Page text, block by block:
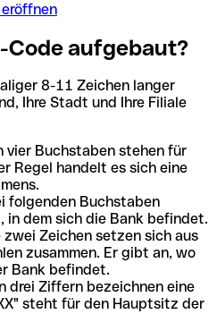
Code aufgebaut?
8-11 Zeichen langer
Ihre Stadt und Ihre Filiale
vier Buchstaben stehen für
Regel handelt es sich eine
folgenden Buchstaben
in dem sich die Bank befindet.
zwei Zeichen setzen sich aus
zusammen. Er gibt an, wo
Bank befindet.
drei Ziffern bezeichnen eine
steht für den Hauptsitz der